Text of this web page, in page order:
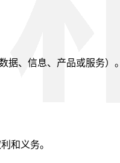
、信息、产品或服务）。
和义务。